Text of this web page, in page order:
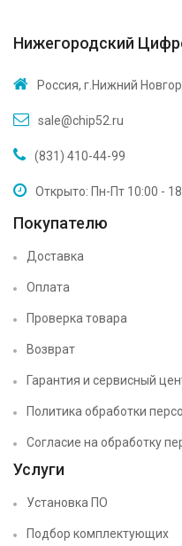
Нижегородский
Россия, г.Нижний
sale@chip52.ru
(831) 410-44-99
Открыто: Пн-Пт 10:00 -
Покупателю
Доставка
Оплата
Проверка товара
Возврат
Гарантия и сервисный
Политика обработки
Согласие на обработку
Услуги
Установка ПО
Подбор комплектующих